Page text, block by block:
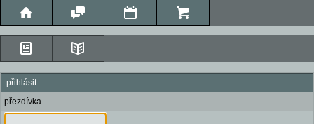
přihlásit
přezdívka